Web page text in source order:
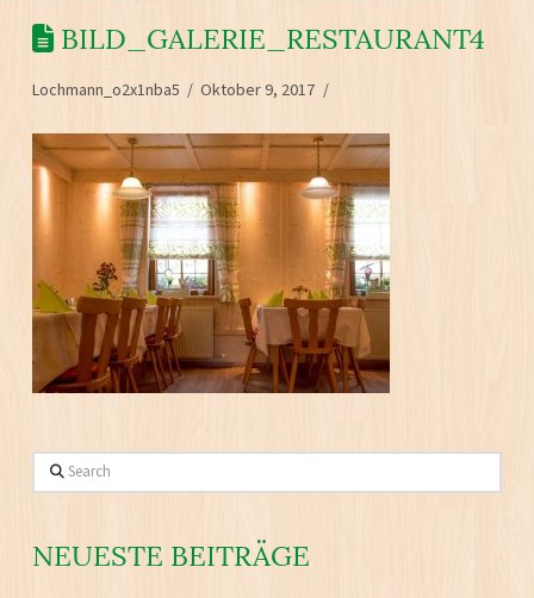
BILD_GALERIE_RESTAURANT4
Lochmann_o2x1nba5 Oktober 9, 2017
Search
NEUESTE BEITRÄGE